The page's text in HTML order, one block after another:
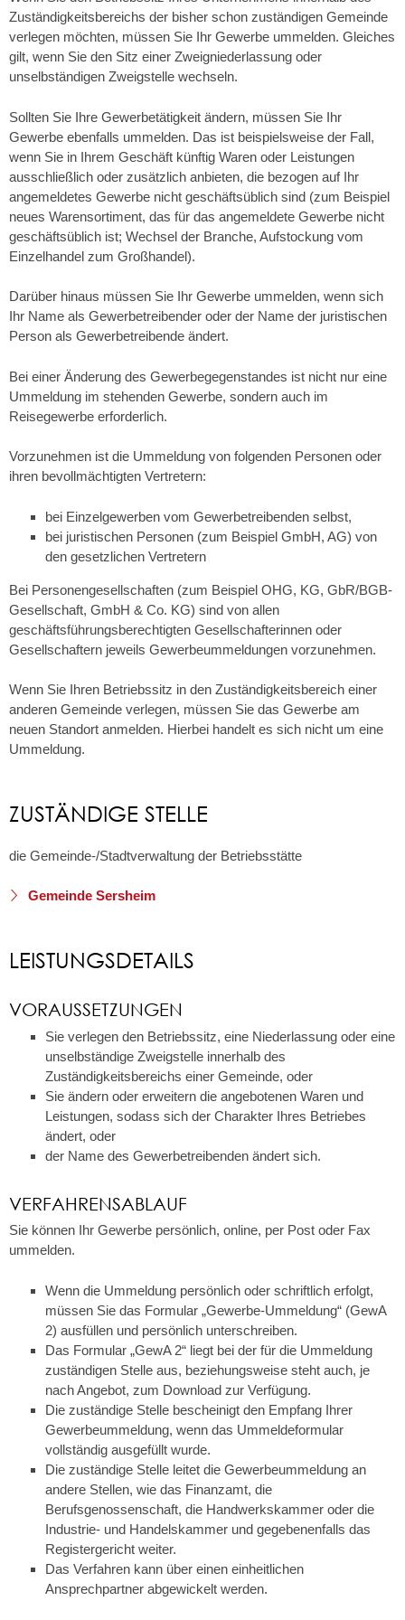
Zuständigkeitsbereichs der bisher schon zuständigen Gemeinde
verlegen möchten, müssen Sie Ihr Gewerbe ummelden. Gleiches
gilt, wenn Sie den Sitz einer Zweigniederlassung oder
unselbständigen Zweigstelle wechseln.
Sollten Sie Ihre Gewerbetätigkeit ändern, müssen Sie Ihr
Gewerbe ebenfalls ummelden. Das ist beispielsweise der Fall,
wenn Sie in Ihrem Geschäft künftig Waren oder Leistungen
ausschließlich oder zusätzlich anbieten, die bezogen auf Ihr
angemeldetes Gewerbe nicht geschäftsüblich sind (zum Beispiel
neues Warensortiment, das für das angemeldete Gewerbe nicht
geschäftsüblich ist; Wechsel der Branche, Aufstockung vom
Einzelhandel zum Großhandel).
Darüber hinaus müssen Sie Ihr Gewerbe ummelden, wenn sich
Ihr Name als Gewerbetreibender oder der Name der juristischen
Person als Gewerbetreibende ändert.
Bei einer Änderung des Gewerbegegenstandes ist nicht nur eine
Ummeldung im stehenden Gewerbe, sondern auch im
Reisegewerbe erforderlich.
Vorzunehmen ist die Ummeldung von folgenden Personen oder
ihren bevollmächtigten Vertretern:
bei Einzelgewerben vom Gewerbetreibenden selbst,
bei juristischen Personen (zum Beispiel GmbH, AG) von
den gesetzlichen Vertretern
Bei Personengesellschaften (zum Beispiel OHG, KG, GbR/BGB-
Gesellschaft, GmbH & Co. KG) sind von allen
geschäftsführungsberechtigten Gesellschafterinnen oder
Gesellschaftern jeweils Gewerbeummeldungen vorzunehmen.
Wenn Sie Ihren Betriebssitz in den Zuständigkeitsbereich einer
anderen Gemeinde verlegen, müssen Sie das Gewerbe am
neuen Standort anmelden. Hierbei handelt es sich nicht um eine
Ummeldung.
ZUSTÄNDIGE STELLE
die Gemeinde-/Stadtverwaltung der Betriebsstätte
Gemeinde Sersheim
LEISTUNGSDETAILS
VORAUSSETZUNGEN
Sie verlegen den Betriebssitz, eine Niederlassung oder eine
unselbständige Zweigstelle innerhalb des
Zuständigkeitsbereichs einer Gemeinde, oder
Sie ändern oder erweitern die angebotenen Waren und
Leistungen, sodass sich der Charakter Ihres Betriebes
ändert, oder
der Name des Gewerbetreibenden ändert sich.
VERFAHRENSABLAUF
Sie können Ihr Gewerbe persönlich, online, per Post oder Fax
ummelden.
Wenn die Ummeldung persönlich oder schriftlich erfolgt,
müssen Sie das Formular „Gewerbe-Ummeldung“ (GewA
2) ausfüllen und persönlich unterschreiben.
Das Formular „GewA 2“ liegt bei der für die Ummeldung
zuständigen Stelle aus, beziehungsweise steht auch, je
nach Angebot, zum Download zur Verfügung.
Die zuständige Stelle bescheinigt den Empfang Ihrer
Gewerbeummeldung, wenn das Ummeldeformular
vollständig ausgefüllt wurde.
Die zuständige Stelle leitet die Gewerbeummeldung an
andere Stellen, wie das Finanzamt, die
Berufsgenossenschaft, die Handwerkskammer oder die
Industrie- und Handelskammer und gegebenenfalls das
Registergericht weiter.
Das Verfahren kann über einen einheitlichen
Ansprechpartner abgewickelt werden.